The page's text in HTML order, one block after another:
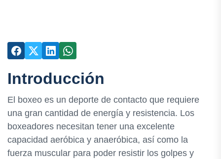
Introducción
El boxeo es un deporte de contacto que requiere
una gran cantidad de energía y resistencia. Los
boxeadores necesitan tener una excelente
capacidad aeróbica y anaeróbica, así como la
fuerza muscular para poder resistir los golpes y